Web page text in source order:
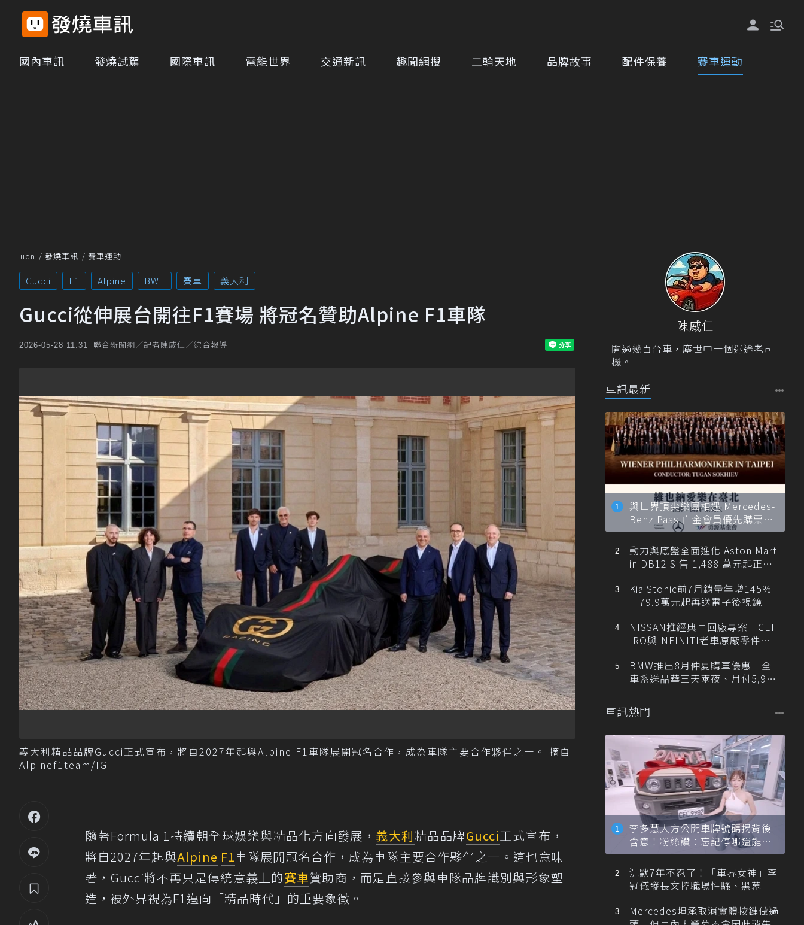
國內車訊 發燒試駕 國際車訊 電能世界 交通新訊 趣聞網搜 二輪天地 品牌故事 配件保養 賽車運動
udn 發燒車訊 賽車運動
Gucci F1 Alpine BWT 賽車 義大利
Gucci從伸展台開往F1賽場 將冠名贊助Alpine F1車隊
2026-05-28 11:31 聯合新聞網／記者陳威任／綜合報導
義大利精品品牌Gucci正式宣布，將自2027年起與Alpine F1車隊展開冠名合作，成為車隊主要合作夥伴之一。 摘自
Alpinef1team/IG
隨著Formula 1持續朝全球娛樂與精品化方向發展， 義大利精品品牌Gucci正式宣布，
將自2027年起與Alpine F1車隊展開冠名合作，成為車隊主要合作夥伴之一。這也意味
著，Gucci將不再只是傳統意義上的賽車贊助商，而是直接參與車隊品牌識別與形象塑
造，被外界視為F1邁向「精品時代」的重要象徵。
陳威任
開過幾百台車，塵世中一個迷途老司
機。
車訊最新
與世界頂尖樂團相遇 Mercedes-
Benz Pass 白金會員優先購票維
也納愛樂
動力與底盤全面進化 Aston Mart
in DB12 S 售 1,488 萬元起正式
Kia Stonic前7月銷量年增145%
79.9萬元起再送電子後視鏡
NISSAN推經典車回廠專案 CEF
IRO與INFINITI老車原廠零件最
BMW推出8月仲夏購車優惠 全
車系送晶華三天兩夜、月付5,900
車訊熱門
李多慧大方公開車牌號碼揭背後
含意！粉絲讚：忘記停哪還能幫
忙找車
沉默7年不忍了！「車界女神」李
冠儀發長文控職場性騷、黑幕
Mercedes坦承取消實體按鍵做過